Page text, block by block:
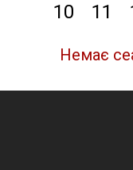
10
11
Немає